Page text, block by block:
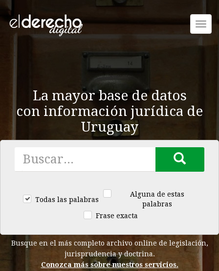
La mayor base de datos
con información jurídica de
Uruguay
Todas las palabras
Alguna de estas
palabras
Frase exacta
Busque en el más completo archivo online de legislación,
jurisprudencia y doctrina.
Conozca más sobre nuestros servicios.